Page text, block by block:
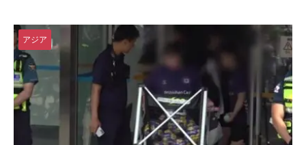
アジア